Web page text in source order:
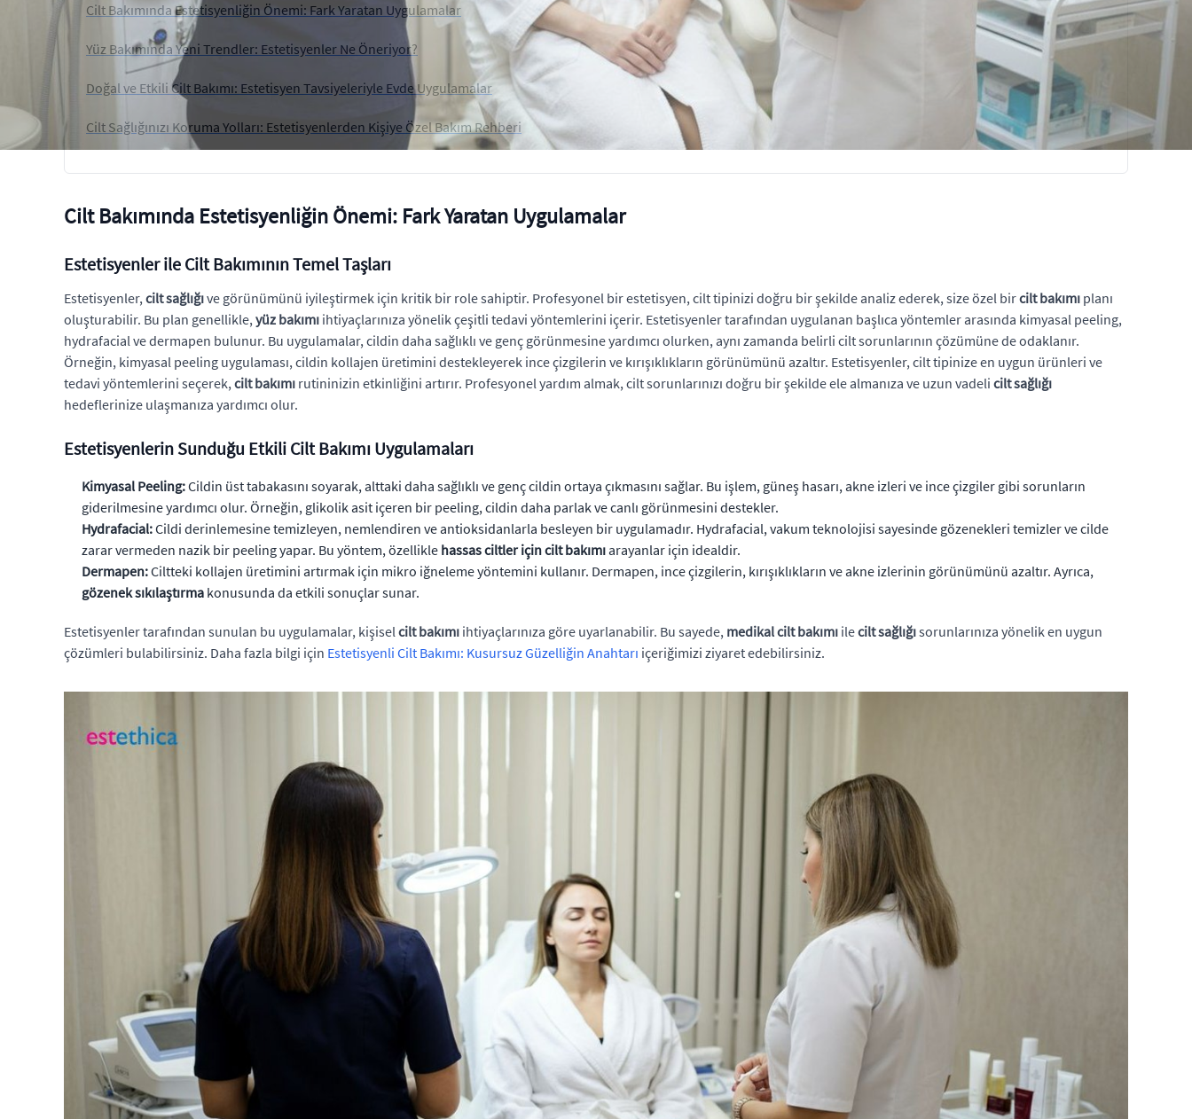
Cilt Bakımında Estetisyenliğin Önemi: Fark Yaratan Uygulamalar
Yüz Bakımında Yeni Trendler: Estetisyenler Ne Öneriyor?
Doğal ve Etkili Cilt Bakımı: Estetisyen Tavsiyeleriyle Evde Uygulamalar
Cilt Sağlığınızı Koruma Yolları: Estetisyenlerden Kişiye Özel Bakım Rehberi
Cilt Bakımında Estetisyenliğin Önemi: Fark Yaratan Uygulamalar
Estetisyenler ile Cilt Bakımının Temel Taşları
Estetisyenler,cilt sağlığıve görünümünü iyileştirmek için kritik bir role sahiptir. Profesyonel bir estetisyen, cilt tipinizi doğru bir şekilde analiz ederek, size özel bircilt bakımı planı
oluşturabilir. Bu plan genellikle,yüz bakımı ihtiyaçlarınıza yönelik çeşitli tedavi yöntemlerini içerir. Estetisyenler tarafından uygulanan başlıca yöntemler arasında kimyasal peeling,
hydrafacial ve dermapen bulunur. Bu uygulamalar, cildin daha sağlıklı ve genç görünmesine yardımcı olurken, aynı zamanda belirli cilt sorunlarının çözümüne de odaklanır.
Örneğin, kimyasal peeling uygulaması, cildin kollajen üretimini destekleyerek ince çizgilerin ve kırışıklıkların görünümünü azaltır. Estetisyenler, cilt tipinize en uygun ürünleri ve
tedavi yöntemlerini seçerek,cilt bakımı rutininizin etkinliğini artırır. Profesyonel yardım almak, cilt sorunlarınızı doğru bir şekilde ele almanıza ve uzun vadeli cilt sağlığı
hedeflerinize ulaşmanıza yardımcı olur.
Estetisyenlerin Sunduğu Etkili Cilt Bakımı Uygulamaları
Kimyasal Peeling:Cildin üst tabakasını soyarak, alttaki daha sağlıklı ve genç cildin ortaya çıkmasını sağlar. Bu işlem, güneş hasarı, akne izleri ve ince çizgiler gibi sorunların
giderilmesine yardımcı olur. Örneğin, glikolik asit içeren bir peeling, cildin daha parlak ve canlı görünmesini destekler.
Hydrafacial:Cildi derinlemesine temizleyen, nemlendiren ve antioksidanlarla besleyen bir uygulamadır. Hydrafacial, vakum teknolojisi sayesinde gözenekleri temizler ve cilde
zarar vermeden nazik bir peeling yapar. Bu yöntem, özellikle hassas ciltler için cilt bakımıarayanlar için idealdir.
Dermapen:Ciltteki kollajen üretimini artırmak için mikro iğneleme yöntemini kullanır. Dermapen, ince çizgilerin, kırışıklıkların ve akne izlerinin görünümünü azaltır. Ayrıca,
gözenek sıkılaştırma konusunda da etkili sonuçlar sunar.
Estetisyenler tarafından sunulan bu uygulamalar, kişiselcilt bakımı ihtiyaçlarınıza göre uyarlanabilir. Bu sayede, medikal cilt bakımı ilecilt sağlığısorunlarınıza yönelik en uygun
çözümleri bulabilirsiniz. Daha fazla bilgi için Estetisyenli Cilt Bakımı: Kusursuz Güzelliğin Anahtarı içeriğimizi ziyaret edebilirsiniz.